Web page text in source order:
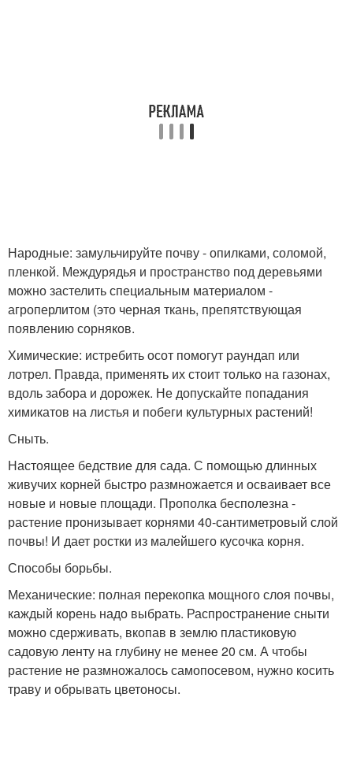
Народные: замульчируйте почву - опилками, соломой,
пленкой. Междурядья и пространство под деревьями
можно застелить специальным материалом -
агроперлитом (это черная ткань, препятствующая
появлению сорняков.
Химические: истребить осот помогут раундап или
лотрел. Правда, применять их стоит только на газонах,
вдоль забора и дорожек. Не допускайте попадания
химикатов на листья и побеги культурных растений!
Сныть.
Настоящее бедствие для сада. С помощью длинных
живучих корней быстро размножается и осваивает все
новые и новые площади. Прополка бесполезна -
растение пронизывает корнями 40-сантиметровый слой
почвы! И дает ростки из малейшего кусочка корня.
Способы борьбы.
Механические: полная перекопка мощного слоя почвы,
каждый корень надо выбрать. Распространение сныти
можно сдерживать, вкопав в землю пластиковую
садовую ленту на глубину не менее 20 см. А чтобы
растение не размножалось самопосевом, нужно косить
траву и обрывать цветоносы.